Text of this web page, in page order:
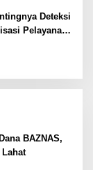
Deteksi
Pelayanan
BAZNAS,
Lahat